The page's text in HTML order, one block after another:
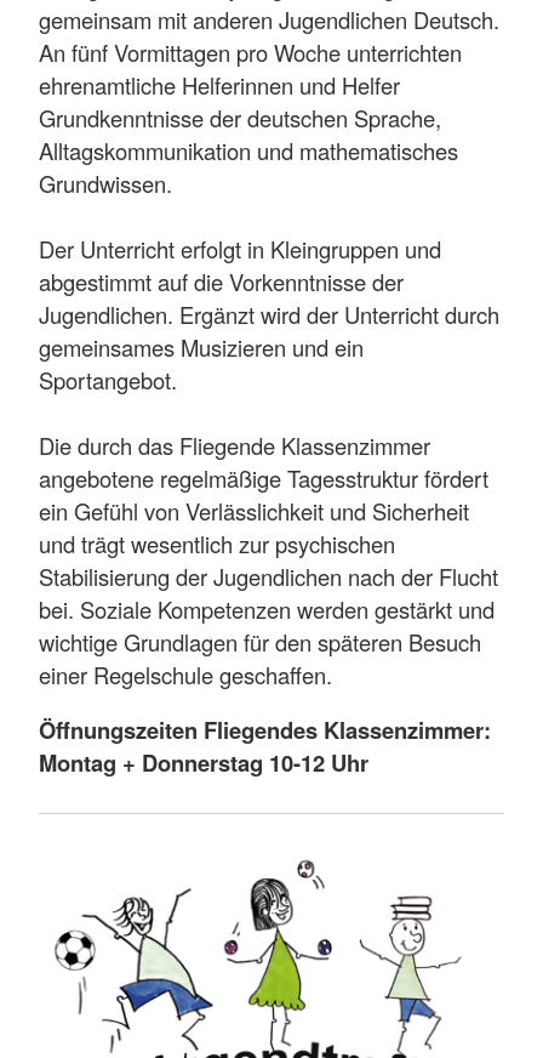
gemeinsam mit anderen Jugendlichen Deutsch.
An fünf Vormittagen pro Woche unterrichten
ehrenamtliche Helferinnen und Helfer
Grundkenntnisse der deutschen Sprache,
Alltagskommunikation und mathematisches
Grundwissen.
Der Unterricht erfolgt in Kleingruppen und
abgestimmt auf die Vorkenntnisse der
Jugendlichen. Ergänzt wird der Unterricht durch
gemeinsames Musizieren und ein
Sportangebot.
Die durch das Fliegende Klassenzimmer
angebotene regelmäßige Tagesstruktur fördert
ein Gefühl von Verlässlichkeit und Sicherheit
und trägt wesentlich zur psychischen
Stabilisierung der Jugendlichen nach der Flucht
bei. Soziale Kompetenzen werden gestärkt und
wichtige Grundlagen für den späteren Besuch
einer Regelschule geschaffen.
Öffnungszeiten Fliegendes Klassenzimmer:
Montag + Donnerstag 10-12 Uhr